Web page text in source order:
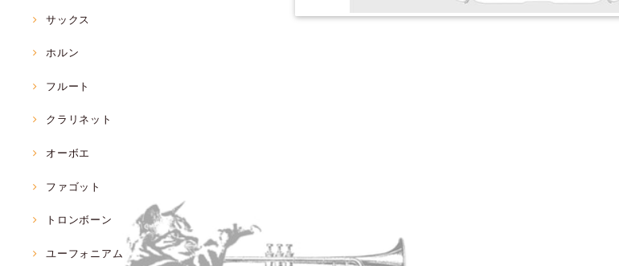
サックス
ホルン
フルート
クラリネット
オーボエ
ファゴット
トロンボーン
ユーフォニアム